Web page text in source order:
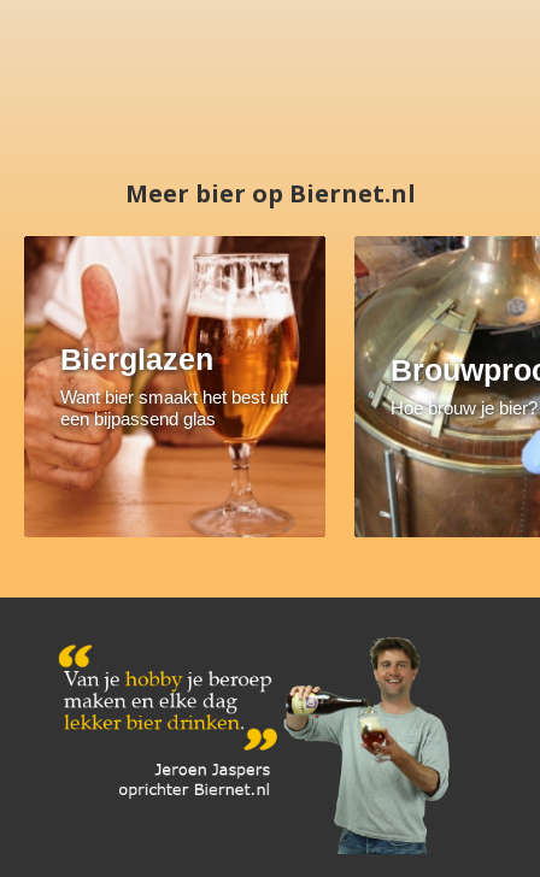
Meer bier op Biernet.nl
Bierglazen
Want bier smaakt het best uit
een bijpassend glas
Hoe brouw je bier?